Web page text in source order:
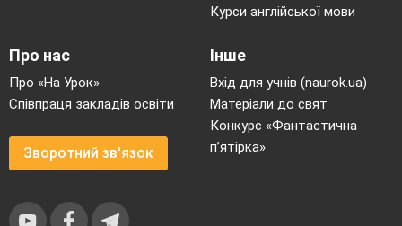
Курси англійської мови
Про нас
Про «На Урок»
Співпраця закладів освіти
Зворотний зв'язок
Інше
Вхід для учнів (naurok.ua)
Матеріали до свят
Конкурс «Фантастична
п’ятірка»